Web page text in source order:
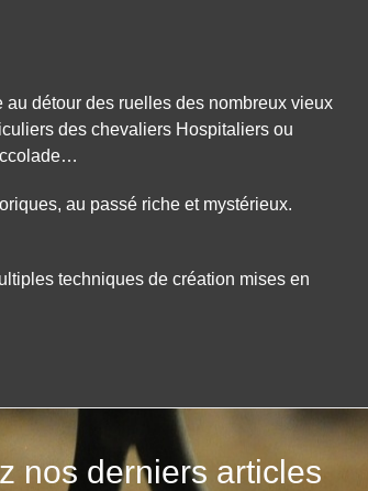
au détour des ruelles des nombreux vieux
des chevaliers Hospitaliers ou
au passé riche et mystérieux.
techniques de création mises en
nos derniers articles